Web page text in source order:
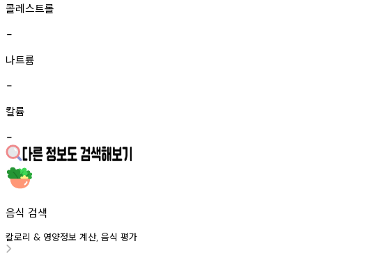
콜레스트롤
-
나트륨
-
칼륨
-
음식 검색
칼로리 & 영양정보 계산, 음식 평가